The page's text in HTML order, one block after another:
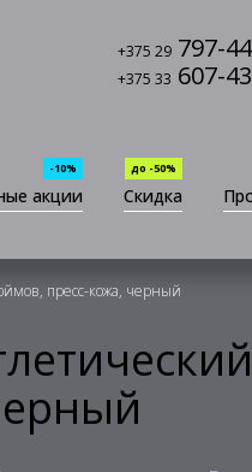
+375 29 797-
+375 33 607-
акции
-10%
Скидка
до -50%
пресс-кожа, черный